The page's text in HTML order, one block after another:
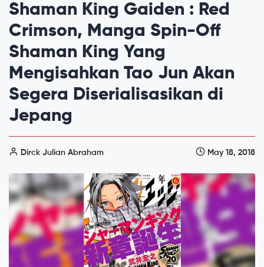
Shaman King Gaiden : Red
Crimson, Manga Spin-Off
Shaman King Yang
Mengisahkan Tao Jun Akan
Segera Diserialisasikan di
Jepang
Dirck Julian Abraham May 18, 2018